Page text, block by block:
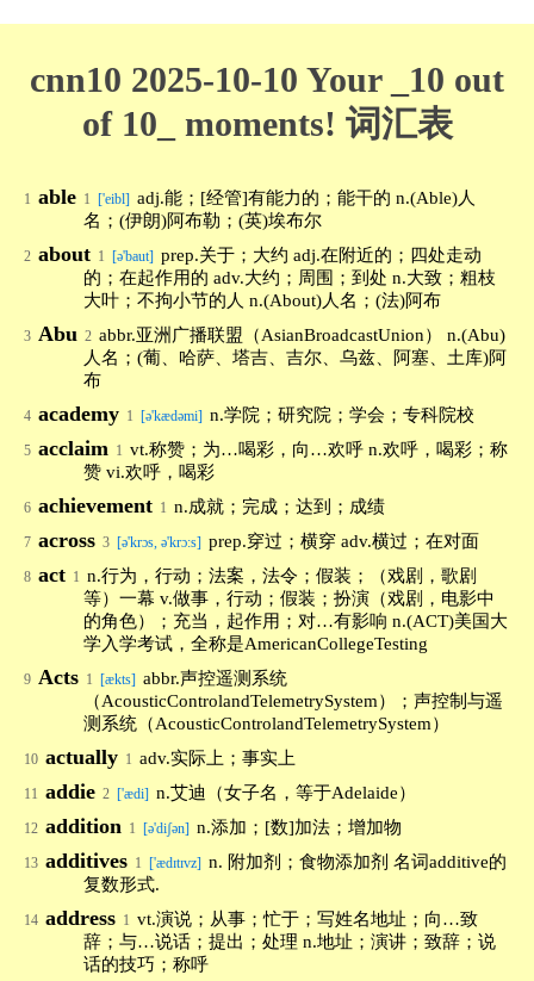
cnn10 2025-10-10 Your _10 out
of 10_ moments! 词汇表
1 able 1 ['eibl] adj.能；[经管]有能力的；能干的 n.(Able)人
名；(伊朗)阿布勒；(英)埃布尔
2 about 1 [ə'baut] prep.关于；大约 adj.在附近的；四处走动
的；在起作用的 adv.大约；周围；到处 n.大致；粗枝
大叶；不拘小节的人 n.(About)人名；(法)阿布
3 Abu 2 abbr.亚洲广播联盟（AsianBroadcastUnion） n.(Abu)
人名；(葡、哈萨、塔吉、吉尔、乌兹、阿塞、土库)阿
布
4 academy 1 [ə'kædəmi] n.学院；研究院；学会；专科院校
5 acclaim 1 vt.称赞；为…喝彩，向…欢呼 n.欢呼，喝彩；称
赞 vi.欢呼，喝彩
6 achievement 1 n.成就；完成；达到；成绩
7 across 3 [ə'krɔs, ə'krɔ:s] prep.穿过；横穿 adv.横过；在对面
8 act 1 n.行为，行动；法案，法令；假装；（戏剧，歌剧
等）一幕 v.做事，行动；假装；扮演（戏剧，电影中
的角色）；充当，起作用；对…有影响 n.(ACT)美国大
学入学考试，全称是AmericanCollegeTesting
9 Acts 1 [ækts] abbr.声控遥测系统
（AcousticControlandTelemetrySystem）；声控制与遥
测系统（AcousticControlandTelemetrySystem）
10 actually 1 adv.实际上；事实上
11 addie 2 ['ædi] n.艾迪（女子名，等于Adelaide）
12 addition 1 [ə'diʃən] n.添加；[数]加法；增加物
13 additives 1 ['ædɪtɪvz] n. 附加剂；食物添加剂 名词additive的
复数形式.
14 address 1 vt.演说；从事；忙于；写姓名地址；向…致
辞；与…说话；提出；处理 n.地址；演讲；致辞；说
话的技巧；称呼